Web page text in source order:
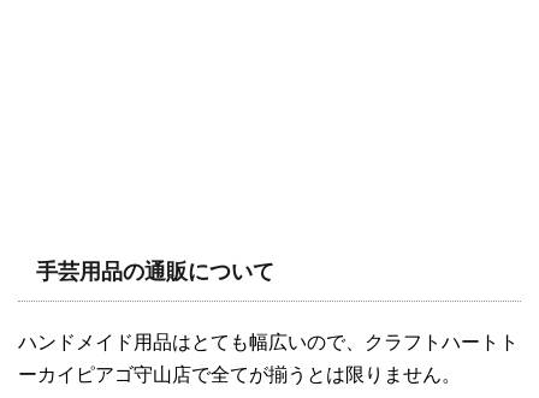
手芸用品の通販について
ハンドメイド用品はとても幅広いので、クラフトハートト
ーカイピアゴ守山店で全てが揃うとは限りません。